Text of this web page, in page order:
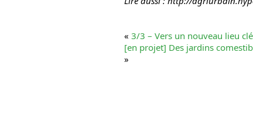
« 3/3 – Vers un nouveau lieu
[en projet] Des jardins
»